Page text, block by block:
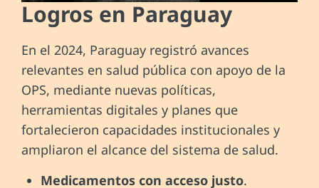
Logros en Paraguay
En el 2024, Paraguay registró avances
relevantes en salud pública con apoyo de la
OPS, mediante nuevas políticas,
herramientas digitales y planes que
fortalecieron capacidades institucionales y
ampliaron el alcance del sistema de salud.
Medicamentos con acceso justo.